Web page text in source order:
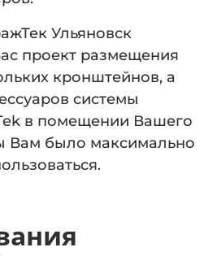
Ульяновск
проект размещения
кронштейнов, а
системы
в помещении Вашего
Вам было максимально